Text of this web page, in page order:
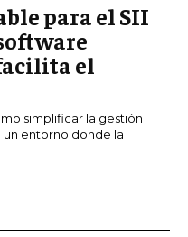
para el SII
el
simplificar la gestión
un entorno donde la